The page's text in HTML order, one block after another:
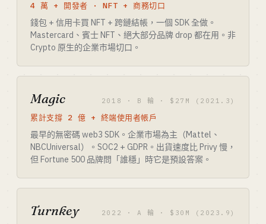
4 萬 + 開發者 · NFT + 商務切口
錢包 + 信用卡買 NFT + 跨鏈結帳，一個 SDK 全做。
Mastercard、賓士 NFT、絕大部分品牌 drop 都在用。非
Crypto 原生的企業市場切口。
Magic 2018 · B 輪 · $27M (2021.3)
累計支撐 2 億 + 終端使用者帳戶
最早的無密碼 web3 SDK。企業市場為主（Mattel、
NBCUniversal）。SOC2 + GDPR。出貨速度比 Privy 慢，
但 Fortune 500 品牌問「誰穩」時它是預設答案。
Turnkey 2022 · A 輪 · $30M (2023.9)